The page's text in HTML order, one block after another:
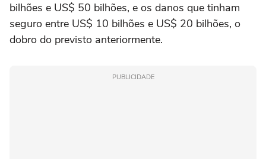
bilhões e US$ 50 bilhões, e os danos que tinham
seguro entre US$ 10 bilhões e US$ 20 bilhões, o
dobro do previsto anteriormente.
PUBLICIDADE